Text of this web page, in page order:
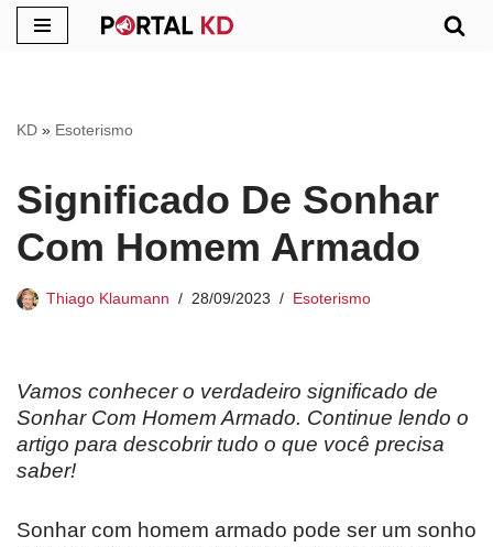
conteúdo
KD » Esoterismo
Significado De Sonhar
Com Homem Armado
Thiago Klaumann 28/09/2023 Esoterismo
Vamos conhecer o verdadeiro significado de
Sonhar Com Homem Armado. Continue lendo o
artigo para descobrir tudo o que você precisa
saber!
Sonhar com homem armado pode ser um sonho